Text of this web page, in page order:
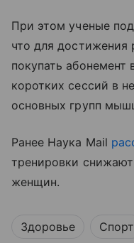
При этом ученые
что для достижения
покупать абонемент
коротких сессий в
основных групп
Ранее Наука Mail
тренировки
женщин.
Здоровье Спорт